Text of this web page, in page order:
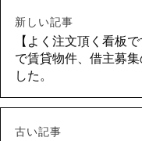
新しい記事
【よく注文頂く看板
で賃貸物件、借主募
した。
古い記事